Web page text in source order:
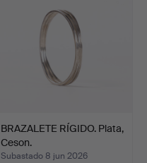
BRAZALETE RÍGIDO. Plata,
Ceson.
Subastado 8 jun 2026